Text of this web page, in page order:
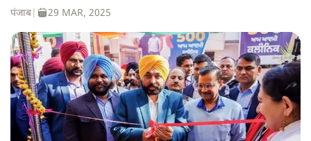
पंजाब 29 MAR, 2025